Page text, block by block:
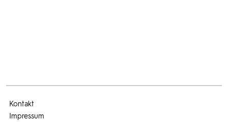
Kontakt
Impressum